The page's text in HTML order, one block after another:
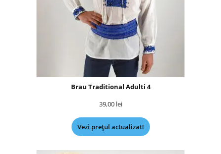
Brau Traditional Adulti 4
39,00 lei
Vezi prețul actualizat!